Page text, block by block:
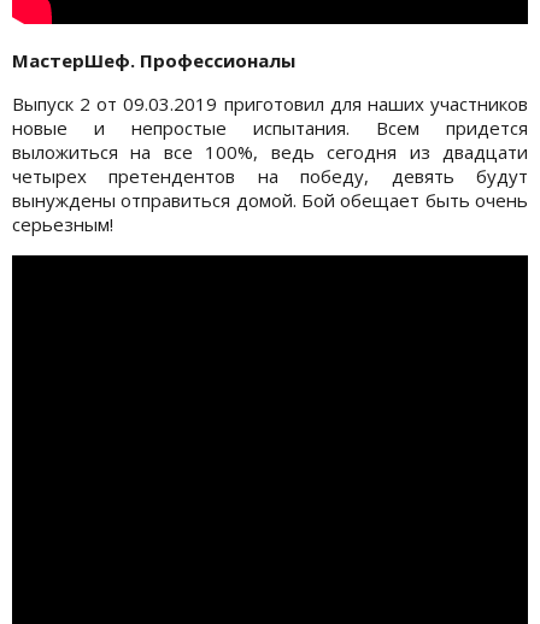
МастерШеф. Профессионалы
Выпуск 2 от 09.03.2019 приготовил для наших участников
новые и непростые испытания. Всем придется
выложиться на все 100%, ведь сегодня из двадцати
четырех претендентов на победу, девять будут
вынуждены отправиться домой. Бой обещает быть очень
серьезным!